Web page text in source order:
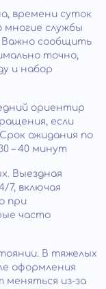
времени суток
многие службы
Важно сообщить
точно,
и набор
ориентир
если
ожидания по
– 40 минут
Выездная
7, включая
при
часто
В тяжелых
оформления
меняться из-за